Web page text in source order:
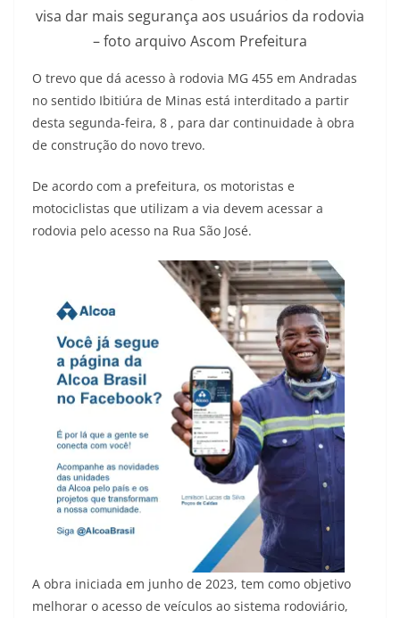
visa dar mais segurança aos usuários da rodovia
– foto arquivo Ascom Prefeitura
O trevo que dá acesso à rodovia MG 455 em Andradas
no sentido Ibitiúra de Minas está interditado a partir
desta segunda-feira, 8 , para dar continuidade à obra
de construção do novo trevo.
De acordo com a prefeitura, os motoristas e
motociclistas que utilizam a via devem acessar a
rodovia pelo acesso na Rua São José.
A obra iniciada em junho de 2023, tem como objetivo
melhorar o acesso de veículos ao sistema rodoviário,